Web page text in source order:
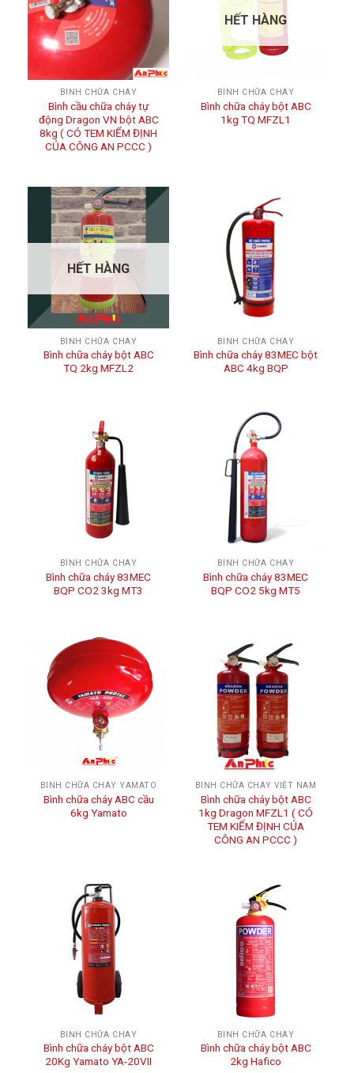
BÌNH CHỮA CHÁY
Bình cầu chữa cháy tự
động Dragon VN bột ABC
8kg ( CÓ TEM KIỂM ĐỊNH
CỦA CÔNG AN PCCC )
HẾT HÀNG
BÌNH CHỮA CHÁY
Bình chữa cháy bột ABC
1kg TQ MFZL1
HẾT HÀNG
BÌNH CHỮA CHÁY
Bình chữa cháy bột ABC
TQ 2kg MFZL2
BÌNH CHỮA CHÁY
Bình chữa cháy 83MEC bột
ABC 4kg BQP
BÌNH CHỮA CHÁY
Bình chữa cháy 83MEC
BQP CO2 3kg MT3
BÌNH CHỮA CHÁY
Bình chữa cháy 83MEC
BQP CO2 5kg MT5
BÌNH CHỮA CHÁY YAMATO
Bình chữa cháy ABC cầu
6kg Yamato
BÌNH CHỮA CHÁY VIỆT NAM
Bình chữa cháy bột ABC
1kg Dragon MFZL1 ( CÓ
TEM KIỂM ĐỊNH CỦA
CÔNG AN PCCC )
BÌNH CHỮA CHÁY
Bình chữa cháy bột ABC
20Kg Yamato YA-20VII
BÌNH CHỮA CHÁY
Bình chữa cháy bột ABC
2kg Hafico